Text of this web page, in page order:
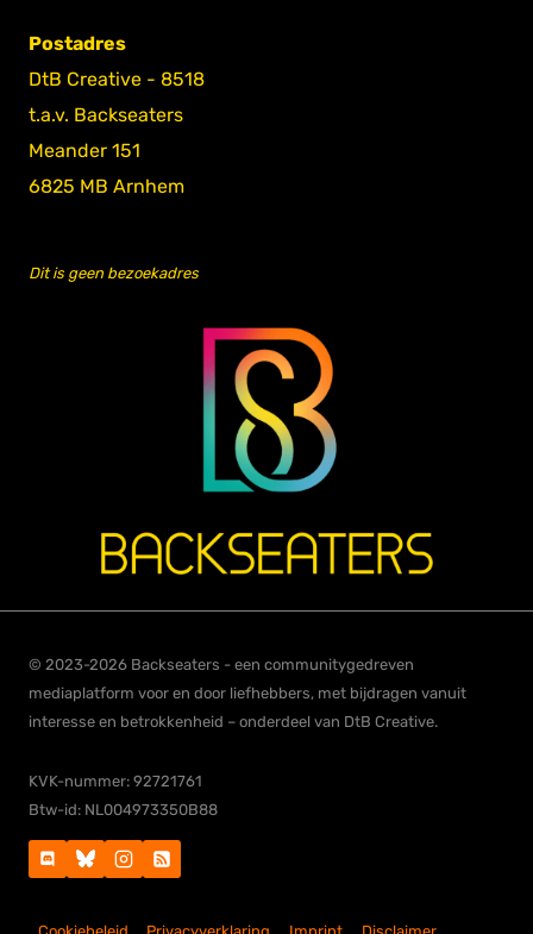
Postadres
DtB Creative - 8518
t.a.v. Backseaters
Meander 151
6825 MB Arnhem
Dit is geen bezoekadres
© 2023-2026 Backseaters - een communitygedreven
mediaplatform voor en door liefhebbers, met bijdragen vanuit
interesse en betrokkenheid – onderdeel van DtB Creative.
KVK-nummer: 92721761
Btw-id: NL004973350B88